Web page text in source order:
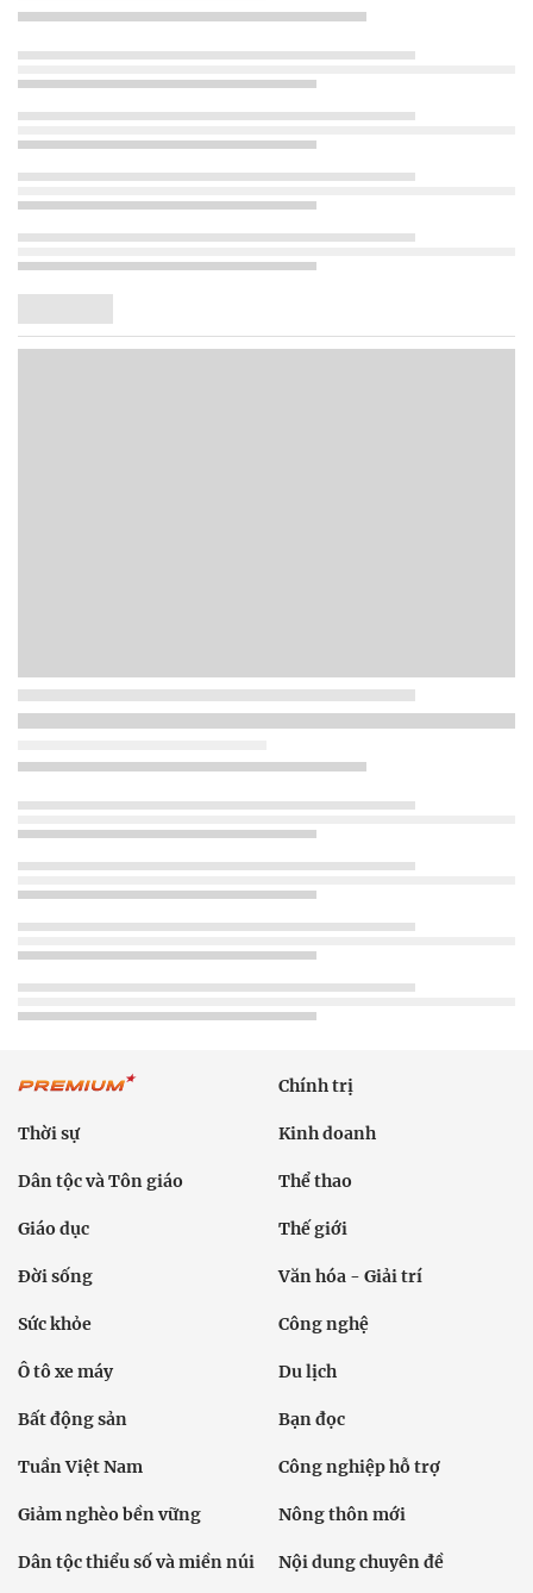
Chính trị
Thời sự Kinh doanh
Dân tộc và Tôn giáo Thể thao
Giáo dục Thế giới
Đời sống Văn hóa - Giải trí
Sức khỏe Công nghệ
Ô tô xe máy Du lịch
Bất động sản Bạn đọc
Tuần Việt Nam Công nghiệp hỗ trợ
Giảm nghèo bền vững Nông thôn mới
Dân tộc thiểu số và miền núi Nội dung chuyên đề